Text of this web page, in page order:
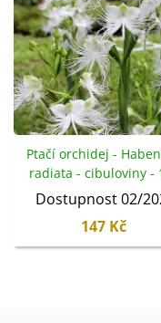
Ptačí orchidej -
radiata - cibuloviny -
Dostupnost 02/
147 Kč